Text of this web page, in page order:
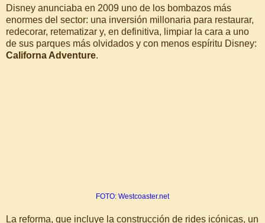
Disney anunciaba en 2009 uno de los bombazos más
enormes del sector: una inversión millonaria para restaurar,
redecorar, retematizar y, en definitiva, limpiar la cara a uno
de sus parques más olvidados y con menos espíritu Disney:
Californa Adventure.
FOTO: Westcoaster.net
La reforma, que incluye la construcción de rides icónicas, un